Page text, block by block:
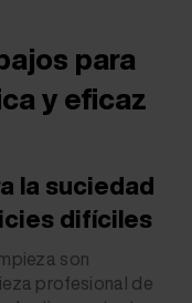
para
y eficaz
la suciedad
difíciles
son
profesional de